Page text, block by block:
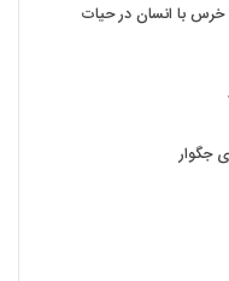
خرس با انسان در حیات
جگوار